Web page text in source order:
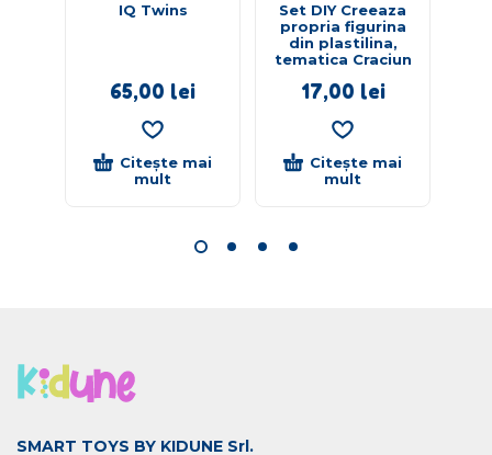
IQ Twins
65,00 lei
Citește mai
mult
Set DIY Creeaza
propria figurina
din plastilina,
tematica Craciun
17,00 lei
Citește mai
mult
SMART TOYS BY KIDUNE Srl.